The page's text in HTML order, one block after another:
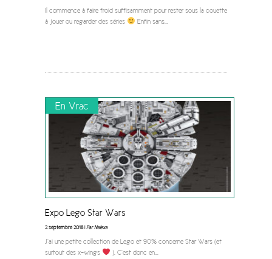
Il commence à faire froid suffisamment pour rester sous la couette
à jouer ou regarder des séries
Enfin sans...
En Vrac
Expo Lego Star Wars
2 septembre 2018 |Par Nalexa
J’ai une petite collection de Lego et 90% concerne Star Wars (et
surtout des x-wings
). C’est donc en...